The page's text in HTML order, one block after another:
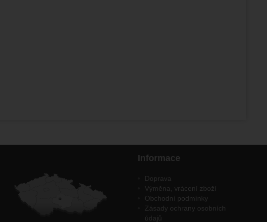
Informace
Doprava
Výměna, vrácení zboží
Obchodní podmínky
Zásady ochrany osobních
údajů